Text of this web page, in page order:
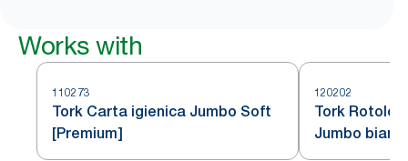
Works with
110273
Tork Carta igienica Jumbo Soft
[Premium]
120202
Tork Rotolo
Jumbo